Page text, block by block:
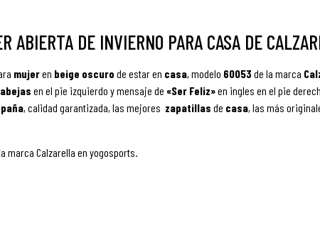
ABIERTA DE INVIERNO PARA CASA DE
mujeren beige oscuro de estar en casa, modelo 60053 de la marca
abejas en el pie izquierdo y mensaje de «Ser Feliz»en ingles en el pie
, calidad garantizada, las mejores zapatillas de casa, las más
Calzarella en yogosports.